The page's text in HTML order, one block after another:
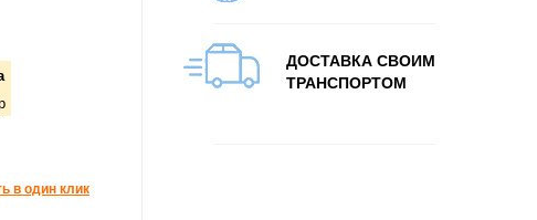
в один клик
ДОСТАВКА СВОИМ
ТРАНСПОРТОМ